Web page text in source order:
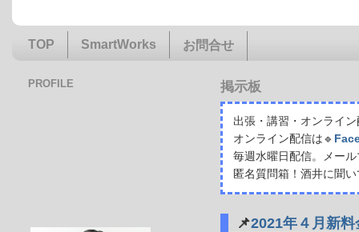
TOP SmartWorks お問合せ
掲示板
出張・講習・オンライ
オンライン配信は🔹
毎週水曜日配信。メー
匿名質問箱！酒井に聞
📌2021年４月新
PROFILE